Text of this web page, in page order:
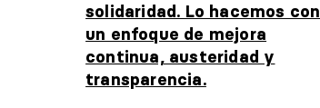
solidaridad. Lo hacemos con
un enfoque de mejora
continua, austeridad y
transparencia.